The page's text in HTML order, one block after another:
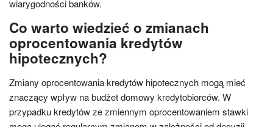
wiarygodności banków.
Co warto wiedzieć o zmianach
oprocentowania kredytów
hipotecznych?
Zmiany oprocentowania kredytów hipotecznych mogą mieć
znaczący wpływ na budżet domowy kredytobiorców. W
przypadku kredytów ze zmiennym oprocentowaniem stawki